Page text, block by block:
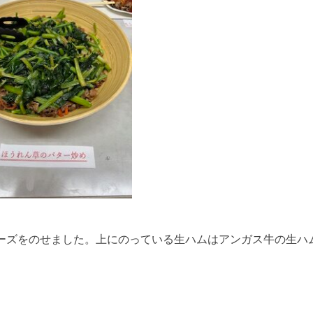
をのせました。上にのっている生ハムはアンガス牛の生ハ